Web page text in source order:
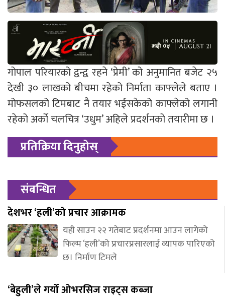
गोपाल परियारको द्वन्द्व रहने ‘प्रेमी’ को अनुमानित बजेट २५
देखी ३० लाखको बीचमा रहेको निर्माता काफ्लेले बताए ।
मोफसलको टिमबाट नै तयार भईसकेको काफ्लेको लगानी
रहेको अर्को चलचित्र ‘उधुम’ अहिले प्रदर्शनको तयारीमा छ ।
प्रतिक्रिया दिनुहोस्
संबन्धित
देशभर ‘हली’को प्रचार आक्रामक
यही साउन २२ गतेबाट प्रदर्शनमा आउन लागेको
फिल्म ‘हली’को प्रचारप्रसारलाई व्यापक पारिएको
छ। निर्माण टिमले
‘बेहुली’ले गर्यो ओभरसिज राइट्स कब्जा